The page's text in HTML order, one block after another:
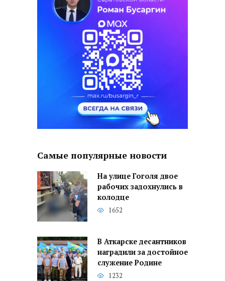
Самые популярные новости
На улице Гоголя двое
рабочих задохнулись в
колодце
1652
В Аткарске десантников
наградили за достойное
служение Родине
1232